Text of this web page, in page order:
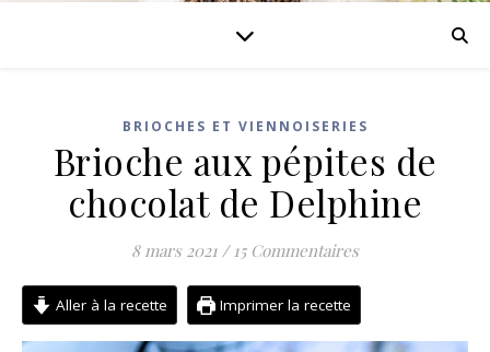
BRIOCHES ET VIENNOISERIES
Brioche aux pépites de
chocolat de Delphine
8 mars 2021 / 15 Commentaires
Aller à la recette Imprimer la recette